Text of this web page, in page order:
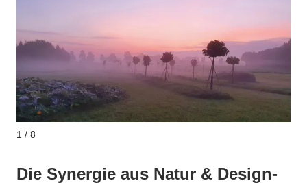
1 / 8
Die Synergie aus Natur & Design-